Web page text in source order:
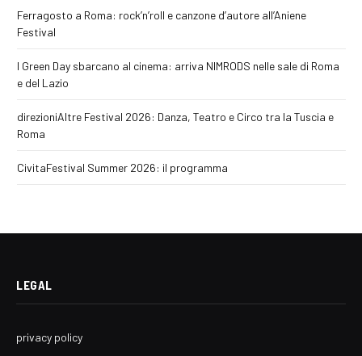
Ferragosto a Roma: rock’n’roll e canzone d’autore all’Aniene
Festival
I Green Day sbarcano al cinema: arriva NIMRODS nelle sale di Roma
e del Lazio
direzioniAltre Festival 2026: Danza, Teatro e Circo tra la Tuscia e
Roma
CivitaFestival Summer 2026: il programma
LEGAL
privacy policy